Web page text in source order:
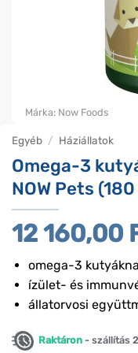
Egyéb / Háziállatok
Omega-3
NOW Pets
12 160,00
omega-3
ízület- és
állatorvosi
Raktáron - szállítás
Márka: Now Foods